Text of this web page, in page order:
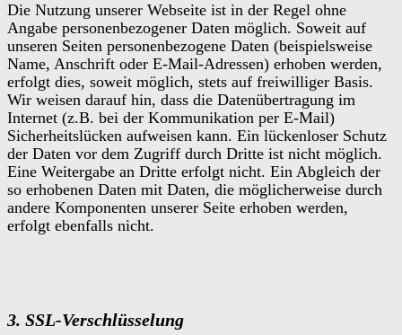
Die Nutzung unserer Webseite ist in der Regel ohne
Angabe personenbezogener Daten möglich. Soweit auf
unseren Seiten personenbezogene Daten (beispielsweise
Name, Anschrift oder E-Mail-Adressen) erhoben werden,
erfolgt dies, soweit möglich, stets auf freiwilliger Basis.
Wir weisen darauf hin, dass die Datenübertragung im
Internet (z.B. bei der Kommunikation per E-Mail)
Sicherheitslücken aufweisen kann. Ein lückenloser Schutz
der Daten vor dem Zugriff durch Dritte ist nicht möglich.
Eine Weitergabe an Dritte erfolgt nicht. Ein Abgleich der
so erhobenen Daten mit Daten, die möglicherweise durch
andere Komponenten unserer Seite erhoben werden,
erfolgt ebenfalls nicht.
3. SSL-Verschlüsselung